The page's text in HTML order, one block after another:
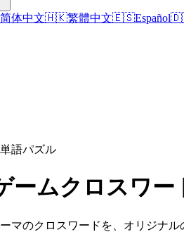
简体中文🇭🇰繁體中文🇪🇸Español
語パズル
ームクロスワー
マのクロスワードを、オリジナ